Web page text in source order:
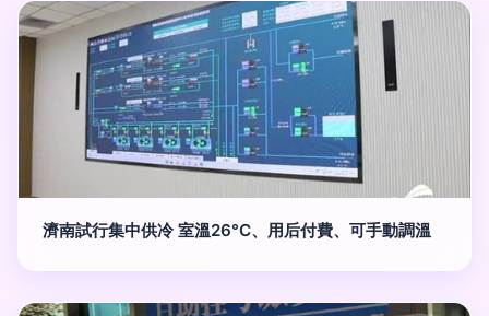
濟南試行集中供冷 室溫26°C、用后付費、可手動調溫